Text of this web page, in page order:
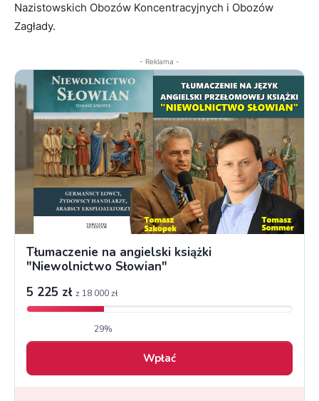
Nazistowskich Obozów Koncentracyjnych i Obozów
Zagłady.
- Reklama -